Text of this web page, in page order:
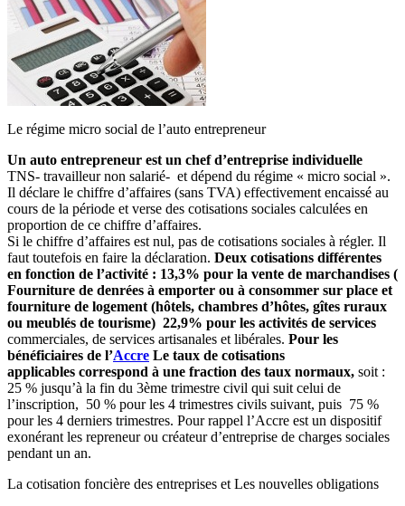
Le régime micro social de l’auto entrepreneur
Un auto entrepreneur est un chef d’entreprise individuelle
TNS- travailleur non salarié- et dépend du régime « micro social ».
Il déclare le chiffre d’affaires (sans TVA) effectivement encaissé au
cours de la période et verse des cotisations sociales calculées en
proportion de ce chiffre d’affaires.
Si le chiffre d’affaires est nul, pas de cotisations sociales à régler. Il
faut toutefois en faire la déclaration. Deux cotisations différentes
en fonction de l’activité : 13,3% pour la vente de marchandises (
Fourniture de denrées à emporter ou à consommer sur place et
fourniture de logement (hôtels, chambres d’hôtes, gîtes ruraux
ou meublés de tourisme) 22,9% pour les activités de services
commerciales, de services artisanales et libérales. Pour les
bénéficiaires de l’Accre Le taux de cotisations
applicables correspond à une fraction des taux normaux, soit :
25 % jusqu’à la fin du 3ème trimestre civil qui suit celui de
l’inscription, 50 % pour les 4 trimestres civils suivant, puis 75 %
pour les 4 derniers trimestres. Pour rappel l’Accre est un dispositif
exonérant les repreneur ou créateur d’entreprise de charges sociales
pendant un an.
La cotisation foncière des entreprises et Les nouvelles obligations